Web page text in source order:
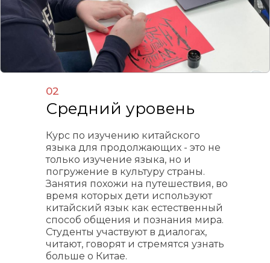
Средний уровень
Курс по изучению китайского
языка для продолжающих - это не
только изучение языка, но и
погружение в культуру страны.
Занятия похожи на путешествия, во
время которых дети используют
китайский язык как естественный
способ общения и познания мира.
Студенты участвуют в диалогах,
читают, говорят и стремятся узнать
больше о Китае.
02